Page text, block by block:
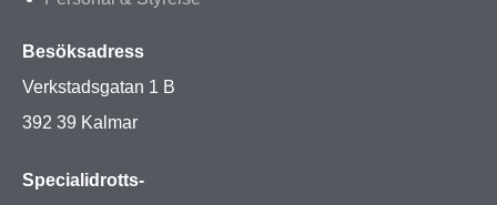
Besöksadress
Verkstadsgatan 1 B
392 39 Kalmar
Specialidrotts-